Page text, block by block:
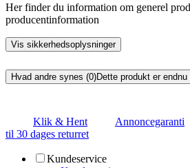
Her finder du information om generel
producentinformation
Vis sikkerhedsoplysninger
Hvad andre synes (0)Dette produkt er
Klik & Hent Annoncegaranti
til 30 dages returret
Kundeservice